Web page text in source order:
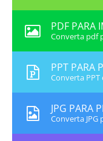
PDF PARA
Converta pdf
PPT PARA
Converta PPT
JPG PARA
Converta JPG